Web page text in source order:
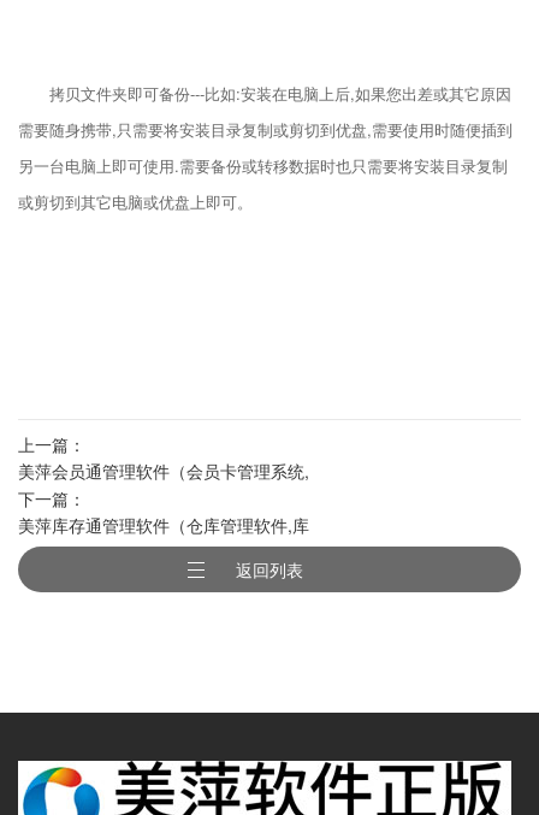
拷贝文件夹即可备份---比如:安装在电脑上后,如果您出差或其它原因
需要随身携带,只需要将安装目录复制或剪切到优盘,需要使用时随便插到
另一台电脑上即可使用.需要备份或转移数据时也只需要将安装目录复制
或剪切到其它电脑或优盘上即可。
上一篇：
美萍会员通管理软件（会员卡管理系统,
会员积分管理软件,会员消费管理系统,积
分卡管理系统）
下一篇：
美萍库存通管理软件（仓库管理软件,库
房管理软件,商品库存管理系统,业务库存
管理系统）
返回列表